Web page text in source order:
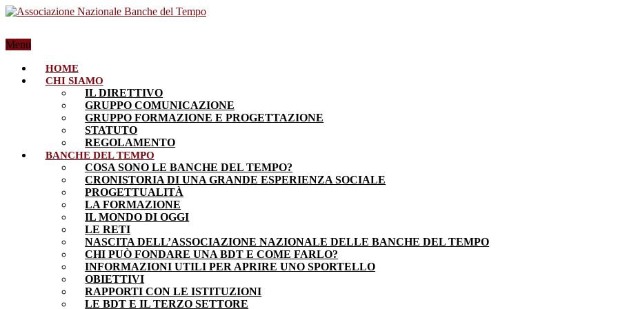
Menu
HOME
CHI SIAMO
IL DIRETTIVO
GRUPPO COMUNICAZIONE
GRUPPO FORMAZIONE E PROGETTAZIONE
STATUTO
REGOLAMENTO
BANCHE DEL TEMPO
COSA SONO LE BANCHE DEL TEMPO?
CRONISTORIA DI UNA GRANDE ESPERIENZA SOCIALE
PROGETTUALITÀ
LA FORMAZIONE
IL MONDO DI OGGI
LE RETI
NASCITA DELL’ASSOCIAZIONE NAZIONALE DELLE BANCHE DEL TEMPO
CHI PUÒ FONDARE UNA BDT E COME FARLO?
INFORMAZIONI UTILI PER APRIRE UNO SPORTELLO
OBIETTIVI
RAPPORTI CON LE ISTITUZIONI
LE BDT E IL TERZO SETTORE